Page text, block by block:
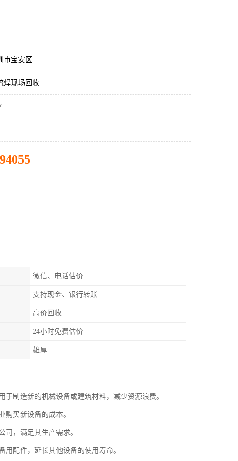
市宝安区
焊现场回收
微信、电话估价
支持现金、银行转账
高价回收
24小时免费估价
雄厚
制造新的机械设备或建筑材料，减少资源浪费。
买新设备的成本。
，满足其生产需求。
配件，延长其他设备的使用寿命。